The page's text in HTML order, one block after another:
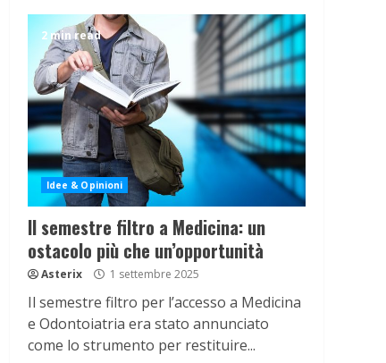
2 min read
Idee & Opinioni
Il semestre filtro a Medicina: un
ostacolo più che un’opportunità
Asterix 1 settembre 2025
Il semestre filtro per l’accesso a Medicina
e Odontoiatria era stato annunciato
come lo strumento per restituire...